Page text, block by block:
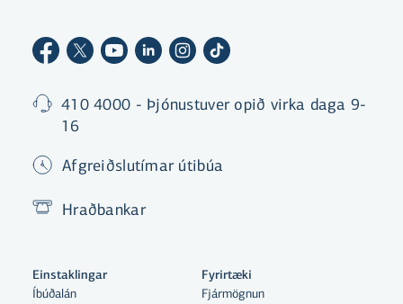
410 4000 - Þjónustuver opið virka daga 9-
16
Afgreiðslutímar útibúa
Hraðbankar
Einstaklingar
Íbúðalán
Fyrirtæki
Fjármögnun